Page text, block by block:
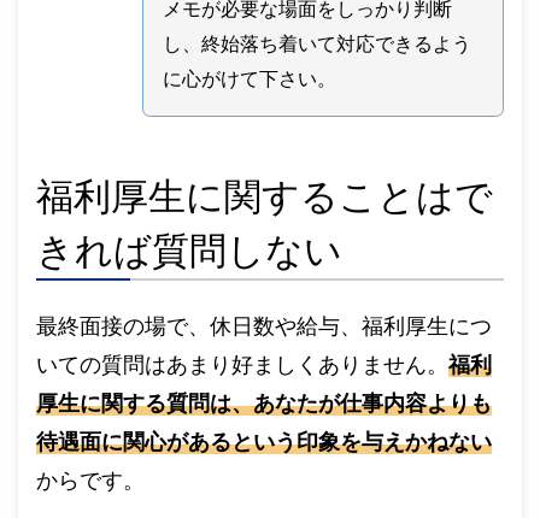
メモが必要な場面をしっかり判断
し、終始落ち着いて対応できるよう
に心がけて下さい。
福利厚生に関することはで
きれば質問しない
最終面接の場で、休日数や給与、福利厚生につ
いての質問はあまり好ましくありません。 福利
厚生に関する質問は、あなたが仕事内容よりも
待遇面に関心があるという印象を与えかねない
からです。